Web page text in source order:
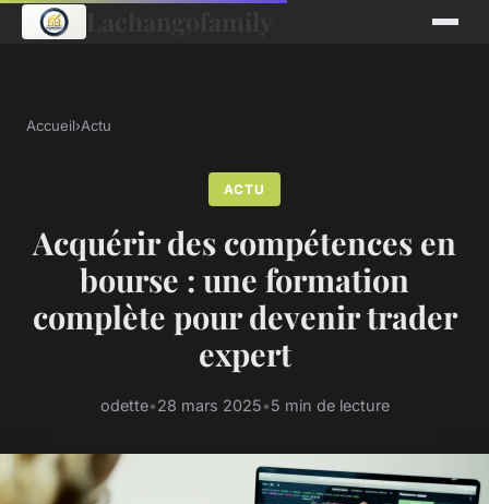
Accueil›Actu
ACTU
Acquérir des compétences en
bourse : une formation
complète pour devenir trader
expert
odette•28 mars 2025•5 min de lecture